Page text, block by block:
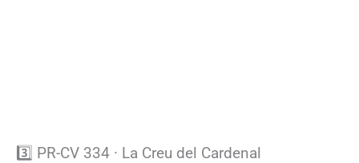
3️⃣ PR-CV 334 · La Creu del Cardenal